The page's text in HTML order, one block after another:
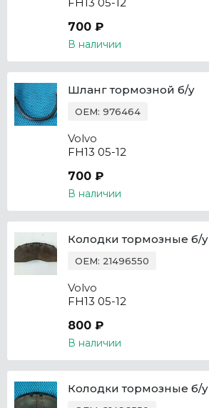
700 ₽
В наличии
Шланг тормозной б/у
OEM: 976464
Volvo
FH13 05-12
700 ₽
В наличии
Колодки тормозные б/у
OEM: 21496550
Volvo
FH13 05-12
800 ₽
В наличии
Колодки тормозные б/у